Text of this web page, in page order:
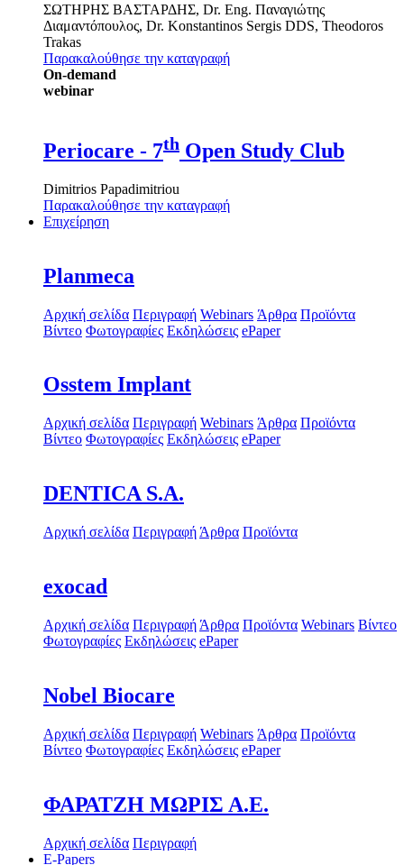
ΣΩΤΗΡΗΣ ΒΑΣΤΑΡΔΗΣ, Dr. Eng. Παναγιώτης
Διαμαντόπουλος, Dr. Konstantinos Sergis DDS, Theodoros
Trakas
Παρακαλούθησε την καταγραφή
On-demand
webinar
Periocare - 7th Open Study Club
Dimitrios Papadimitriou
Παρακαλούθησε την καταγραφή
Επιχείρηση
Planmeca
Αρχική σελίδα Περιγραφή Webinars Άρθρα Προϊόντα
Βίντεο Φωτογραφίες Εκδηλώσεις ePaper
Osstem Implant
Αρχική σελίδα Περιγραφή Webinars Άρθρα Προϊόντα
Βίντεο Φωτογραφίες Εκδηλώσεις ePaper
DENTICA S.A.
Αρχική σελίδα Περιγραφή Άρθρα Προϊόντα
exocad
Αρχική σελίδα Περιγραφή Άρθρα Προϊόντα Webinars Βίντεο
Φωτογραφίες Εκδηλώσεις ePaper
Nobel Biocare
Αρχική σελίδα Περιγραφή Webinars Άρθρα Προϊόντα
Βίντεο Φωτογραφίες Εκδηλώσεις ePaper
ΦΑΡΑΤΖΗ ΜΩΡΙΣ Α.Ε.
Αρχική σελίδα Περιγραφή
E-Papers